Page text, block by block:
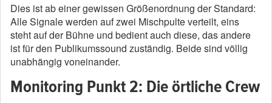
Dies ist ab einer gewissen Größenordnung der Standard:
Alle Signale werden auf zwei Mischpulte verteilt, eins
steht auf der Bühne und bedient auch diese, das andere
ist für den Publikumssound zuständig. Beide sind völlig
unabhängig voneinander.
Monitoring Punkt 2: Die örtliche Crew